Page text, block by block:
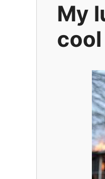
My